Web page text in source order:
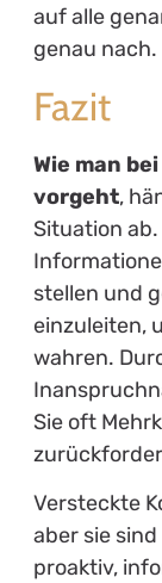
auf alle
genau nach.
Fazit
Wie man
vorgeht,
Situation
stellen und
einzuleiten,
wahren.
Sie oft
Versteckte
aber sie
proaktiv,